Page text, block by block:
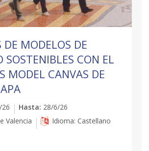
DE MODELOS DE
SOSTENIBLES CON EL
MODEL CANVAS DE
Hasta: 28/6/26
Valencia
Idioma: Castellano